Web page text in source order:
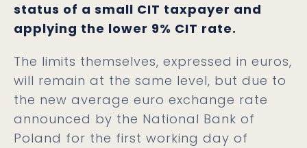
status of a small CIT taxpayer and
applying the lower 9% CIT rate.
The limits themselves, expressed in euros,
will remain at the same level, but due to
the new average euro exchange rate
announced by the National Bank of
Poland for the first working day of